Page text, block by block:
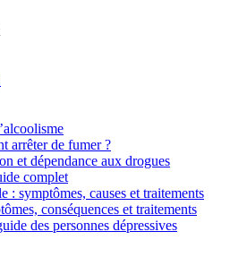
arrêter de fumer ?
et dépendance aux drogues
complet
: symptômes, causes et traitements
conséquences et traitements
des personnes dépressives